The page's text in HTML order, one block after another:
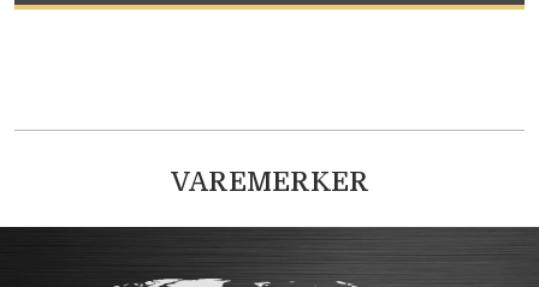
VAREMERKER